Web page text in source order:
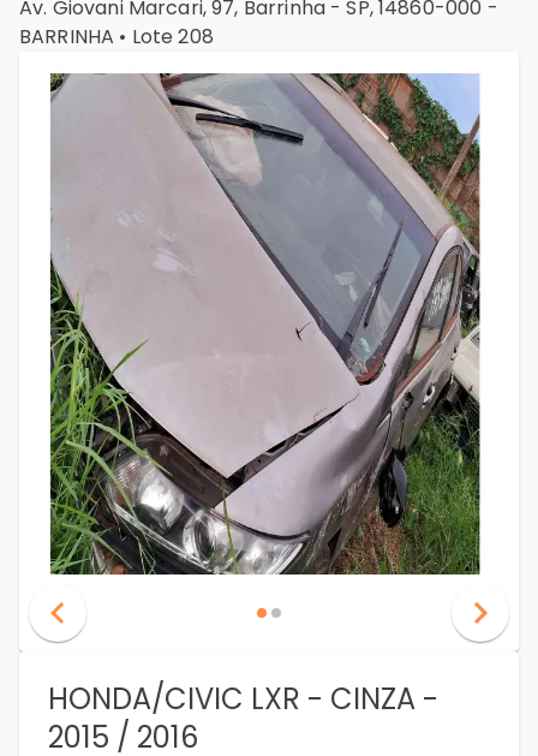
Av. Giovani Marcari, 97, Barrinha - SP, 14860-000 -
BARRINHA • Lote208
HONDA/CIVIC LXR - CINZA -
2015 / 2016